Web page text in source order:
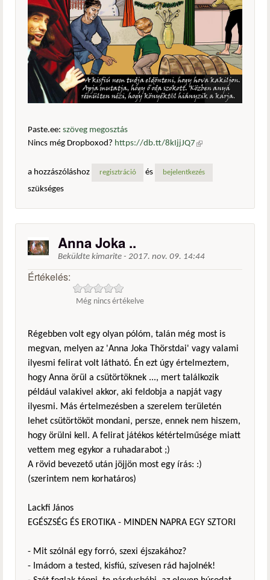
Paste.ee: szöveg megosztás
Nincs még Dropboxod? https://db.tt/8kIjjJQ7 (külső
a hozzászóláshoz
regisztráció és bejelentkezés
szükséges
Anna Joka ..
Beküldte kimarite - 2017. nov. 09. 14:44
Értékelés:
Még nincs értékelve
Régebben volt egy olyan pólóm, talán még most is
megvan, melyen az 'Anna Joka Thörstdai' vagy valami
ilyesmi felirat volt látható. Én ezt úgy értelmeztem,
hogy Anna örül a csütörtöknek ..., mert találkozik
például valakivel akkor, aki feldobja a napját vagy
ilyesmi. Más értelmezésben a szerelem területén
lehet csütörtököt mondani, persze, ennek nem hiszem,
hogy örülni kell. A felirat játékos kétértelműsége miatt
vettem meg egykor a ruhadarabot ;)
A rövid bevezető után jöjjön most egy írás: :)
(szerintem nem korhatáros)
Lackfi János
EGÉSZSÉG ÉS EROTIKA - MINDEN NAPRA EGY SZTORI
- Mit szólnál egy forró, szexi éjszakához?
- Imádom a tested, kisfiú, szívesen rád hajolnék!